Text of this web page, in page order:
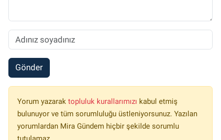
Gönder
Yorum yazarak topluluk kurallarımızı kabul etmiş
bulunuyor ve tüm sorumluluğu üstleniyorsunuz. Yazılan
yorumlardan Mira Gündem hiçbir şekilde sorumlu